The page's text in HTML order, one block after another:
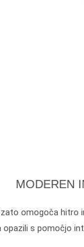
MODEREN
omogoča
s pomočjo